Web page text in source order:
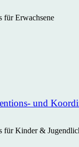
für Erwachsene
und
für Kinder &